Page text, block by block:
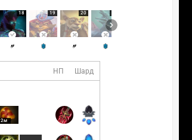
18 19 20
НП Шард
2м